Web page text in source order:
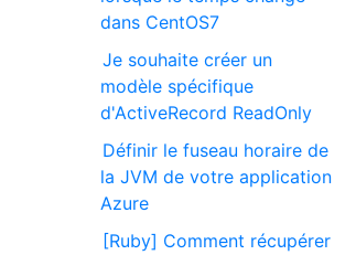
dans CentOS7
Je souhaite créer un
modèle spécifique
d'ActiveRecord ReadOnly
Définir le fuseau horaire de
la JVM de votre application
Azure
[Ruby] Comment récupérer